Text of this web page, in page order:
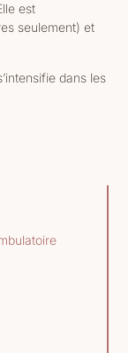
est
seulement) et
dans les